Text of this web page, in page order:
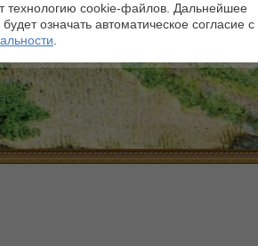
технологию cookie-файлов. Дальнейшее
означать автоматическое согласие